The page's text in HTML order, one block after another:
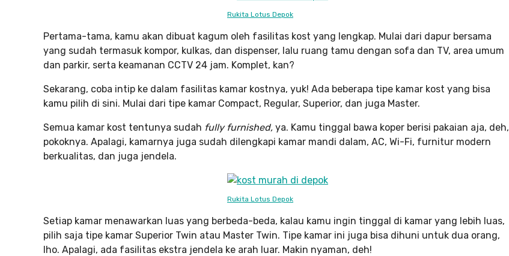
Rukita Lotus Depok
Pertama-tama, kamu akan dibuat kagum oleh fasilitas kost yang lengkap. Mulai dari dapur bersama
yang sudah termasuk kompor, kulkas, dan dispenser, lalu ruang tamu dengan sofa dan TV, area umum
dan parkir, serta keamanan CCTV 24 jam. Komplet, kan?
Sekarang, coba intip ke dalam fasilitas kamar kostnya, yuk! Ada beberapa tipe kamar kost yang bisa
kamu pilih di sini. Mulai dari tipe kamar Compact, Regular, Superior, dan juga Master.
Semua kamar kost tentunya sudah fully furnished, ya. Kamu tinggal bawa koper berisi pakaian aja, deh,
pokoknya. Apalagi, kamarnya juga sudah dilengkapi kamar mandi dalam, AC, Wi-Fi, furnitur modern
berkualitas, dan juga jendela.
Rukita Lotus Depok
Setiap kamar menawarkan luas yang berbeda-beda, kalau kamu ingin tinggal di kamar yang lebih luas,
pilih saja tipe kamar Superior Twin atau Master Twin. Tipe kamar ini juga bisa dihuni untuk dua orang,
lho. Apalagi, ada fasilitas ekstra jendela ke arah luar. Makin nyaman, deh!